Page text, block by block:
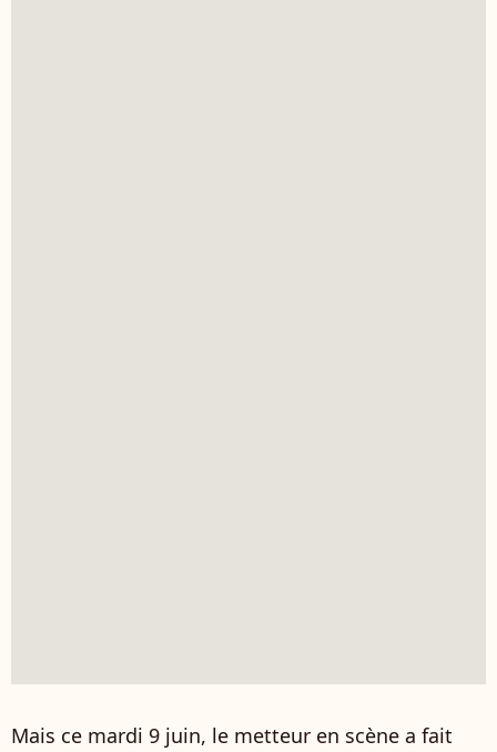
Mais ce mardi 9 juin, le metteur en scène a fait